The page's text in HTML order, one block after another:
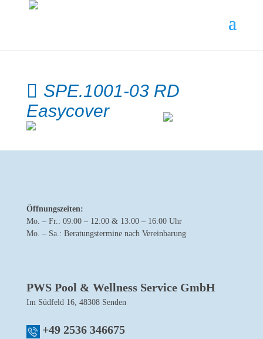
SPE.1001-03 RD
Easycover
Öffnungszeiten:
Mo. – Fr.: 09:00 – 12:00 & 13:00 – 16:00 Uhr
Mo. – Sa.: Beratungstermine nach Vereinbarung
PWS Pool & Wellness Service GmbH
Im Südfeld 16, 48308 Senden
+49 2536 346675